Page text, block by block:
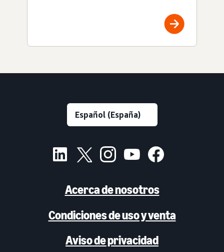
Acerca de nosotros
Condiciones de uso y venta
Aviso de privacidad